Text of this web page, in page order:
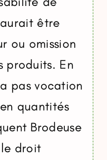
être
ou omission
produits. En
pas vocation
quantités
Brodeuse
le droit